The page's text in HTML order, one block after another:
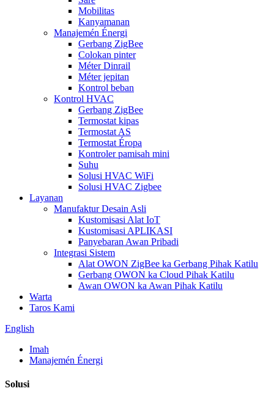
Mobilitas
Kanyamanan
Manajemén Énergi
Gerbang ZigBee
Colokan pinter
Méter Dinrail
Méter jepitan
Kontrol beban
Kontrol HVAC
Gerbang ZigBee
Termostat kipas
Termostat AS
Termostat Éropa
Kontroler pamisah mini
Suhu
Solusi HVAC WiFi
Solusi HVAC Zigbee
Layanan
Manufaktur Desain Asli
Kustomisasi Alat IoT
Kustomisasi APLIKASI
Panyebaran Awan Pribadi
Integrasi Sistem
Alat OWON ZigBee ka Gerbang Pihak Katilu
Gerbang OWON ka Cloud Pihak Katilu
Awan OWON ka Awan Pihak Katilu
Warta
Taros Kami
English
Imah
Manajemén Énergi
Solusi